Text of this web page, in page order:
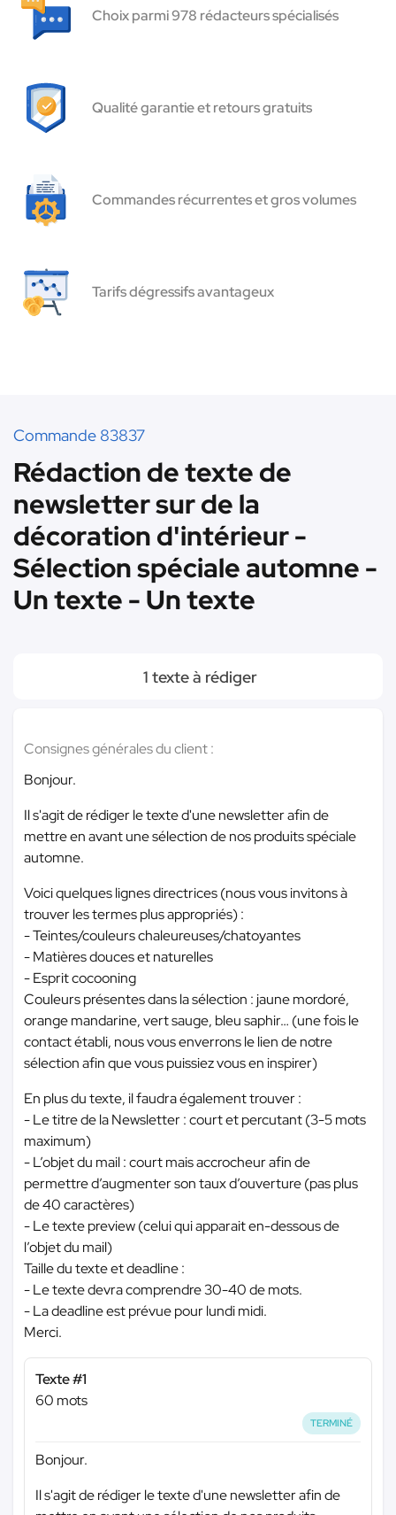
Choix parmi 978 rédacteurs spécialisés
Qualité garantie et retours gratuits
Commandes récurrentes et gros volumes
Tarifs dégressifs avantageux
Commande 83837
Rédaction de texte de
newsletter sur de la
décoration d'intérieur -
Sélection spéciale automne -
Un texte - Un texte
1 texte à rédiger
Consignes générales du client :
Bonjour.
Il s'agit de rédiger le texte d'une newsletter afin de
mettre en avant une sélection de nos produits spéciale
automne.
Voici quelques lignes directrices (nous vous invitons à
trouver les termes plus appropriés) :
- Teintes/couleurs chaleureuses/chatoyantes
- Matières douces et naturelles
- Esprit cocooning
Couleurs présentes dans la sélection : jaune mordoré,
orange mandarine, vert sauge, bleu saphir… (une fois le
contact établi, nous vous enverrons le lien de notre
sélection afin que vous puissiez vous en inspirer)
En plus du texte, il faudra également trouver :
- Le titre de la Newsletter : court et percutant (3-5 mots
maximum)
- L’objet du mail : court mais accrocheur afin de
permettre d’augmenter son taux d’ouverture (pas plus
de 40 caractères)
- Le texte preview (celui qui apparait en-dessous de
l’objet du mail)
Taille du texte et deadline :
- Le texte devra comprendre 30-40 de mots.
- La deadline est prévue pour lundi midi.
Merci.
Texte #1
60 mots
TERMINÉ
Bonjour.
Il s'agit de rédiger le texte d'une newsletter afin de